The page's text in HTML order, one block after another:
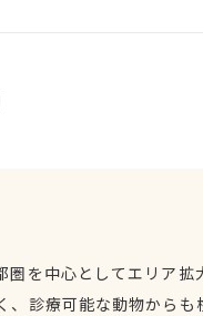
を中心としてエリア拡
診療可能な動物からも